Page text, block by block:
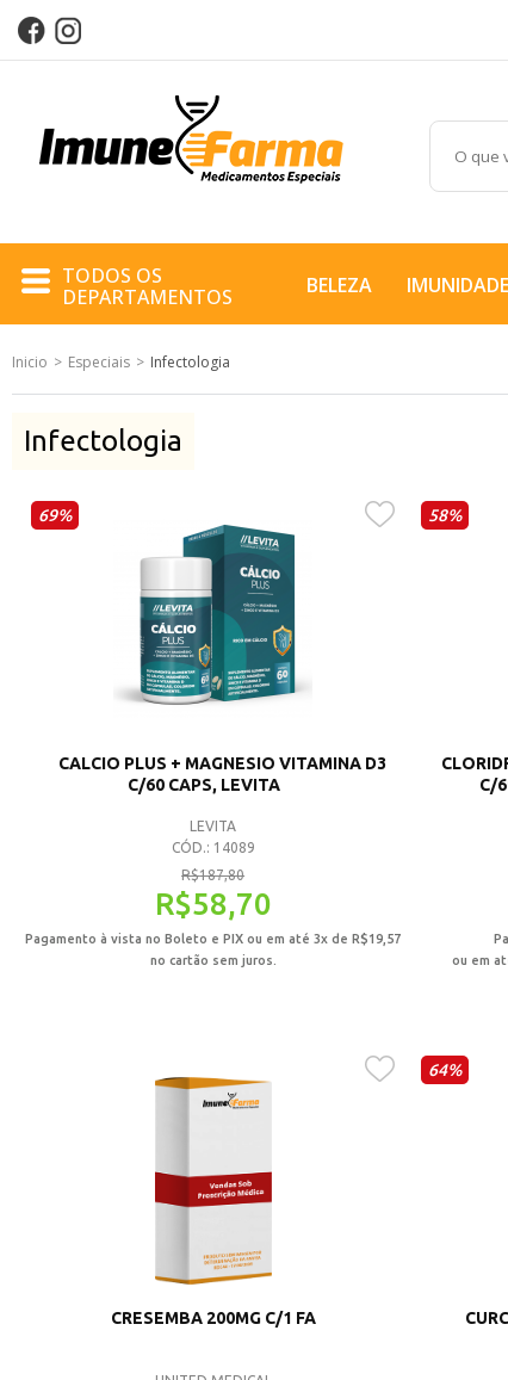
TODOS OS
DEPARTAMENTOS
BELEZA
IMUNIDADE
MEDICAMENTOS
COSMÉTICOS
GENÉRICOS
ESPECIAIS
BELEZA IMUNIDADE
Inicio Especiais Infectologia
Infectologia
69%
CALCIO PLUS + MAGNESIO VITAMINA D3
C/60 CAPS, LEVITA
LEVITA
CÓD.: 14089
R$187,80
R$58,70
Pagamento à vista no Boleto e PIX ou em até 3x deR$19,57
no cartão sem juros.
58%
C/
ou em
CRESEMBA 200MG C/1 FA
64%